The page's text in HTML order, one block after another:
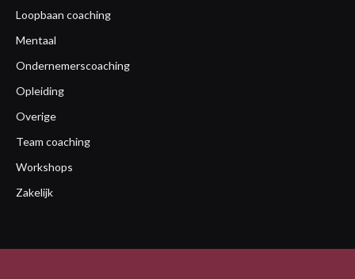
Loopbaan coaching
Mentaal
Ondernemerscoaching
Opleiding
Overige
Team coaching
Workshops
Zakelijk